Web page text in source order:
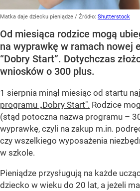
Matka daje dziecku pieniądze / Źródło: Shutterstock
Od miesiąca rodzice mogą
na wyprawkę w ramach nowej
“Dobry Start”. Dotychczas
wniosków o 300 plus.
1 sierpnia minął miesiąc od startu
programu „Dobry Start". Rodzice
(stąd potoczna nazwa programu –
wyprawkę, czyli na zakup m.in.
czy wszelkiego wyposażenia
w szkole.
Pieniądze przysługują na każde
dziecko w wieku do 20 lat, a jeżeli